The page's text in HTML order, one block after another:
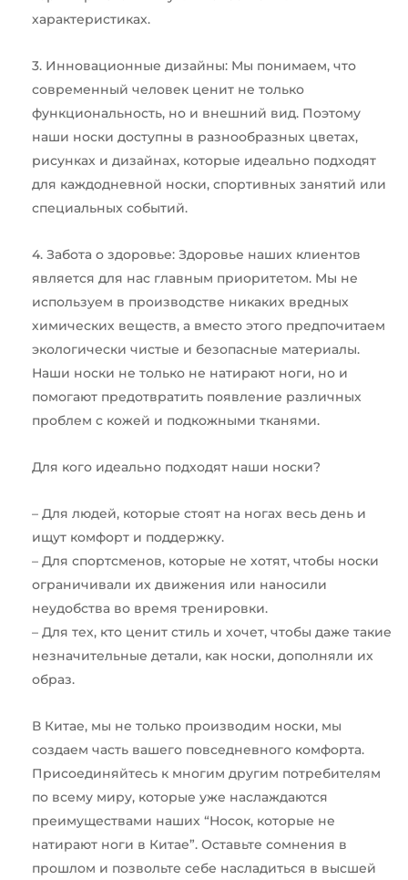
характеристиках.
3. Инновационные дизайны: Мы понимаем, что
современный человек ценит не только
функциональность, но и внешний вид. Поэтому
наши носки доступны в разнообразных цветах,
рисунках и дизайнах, которые идеально подходят
для каждодневной носки, спортивных занятий или
специальных событий.
4. Забота о здоровье: Здоровье наших клиентов
является для нас главным приоритетом. Мы не
используем в производстве никаких вредных
химических веществ, а вместо этого предпочитаем
экологически чистые и безопасные материалы.
Наши носки не только не натирают ноги, но и
помогают предотвратить появление различных
проблем с кожей и подкожными тканями.
Для кого идеально подходят наши носки?
– Для людей, которые стоят на ногах весь день и
ищут комфорт и поддержку.
– Для спортсменов, которые не хотят, чтобы носки
ограничивали их движения или наносили
неудобства во время тренировки.
– Для тех, кто ценит стиль и хочет, чтобы даже такие
незначительные детали, как носки, дополняли их
образ.
В Китае, мы не только производим носки, мы
создаем часть вашего повседневного комфорта.
Присоединяйтесь к многим другим потребителям
по всему миру, которые уже наслаждаются
преимуществами наших “Носок, которые не
натирают ноги в Китае”. Оставьте сомнения в
прошлом и позвольте себе насладиться в высшей